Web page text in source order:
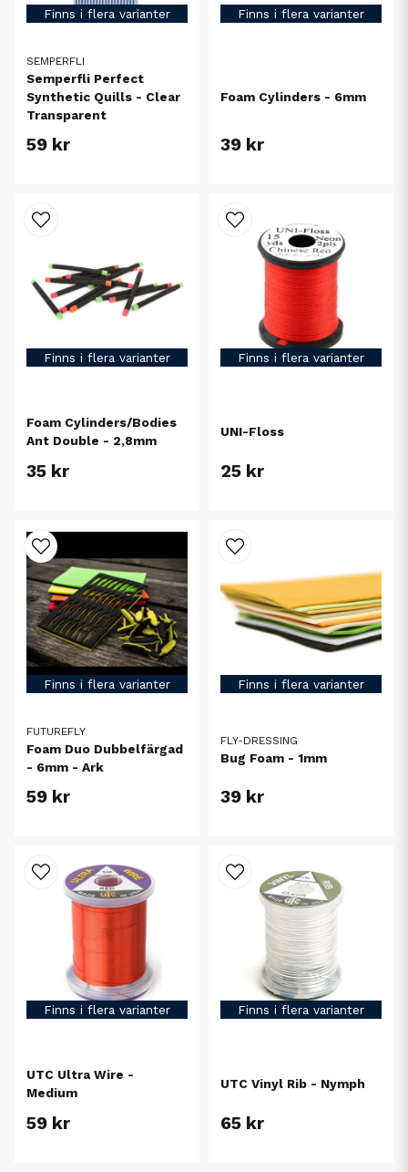
Finns i flera varianter
SEMPERFLI
Semperfli Perfect
Synthetic Quills - Clear
Transparent
59 kr
Finns i flera varianter
Foam Cylinders - 6mm
39 kr
Finns i flera varianter
Foam Cylinders/Bodies
Ant Double - 2,8mm
35 kr
Finns i flera varianter
UNI-Floss
25 kr
Finns i flera varianter
FUTUREFLY
Foam Duo Dubbelfärgad
- 6mm - Ark
59 kr
Finns i flera varianter
FLY-DRESSING
Bug Foam - 1mm
39 kr
Finns i flera varianter
UTC Ultra Wire -
Medium
59 kr
Finns i flera varianter
UTC Vinyl Rib - Nymph
65 kr